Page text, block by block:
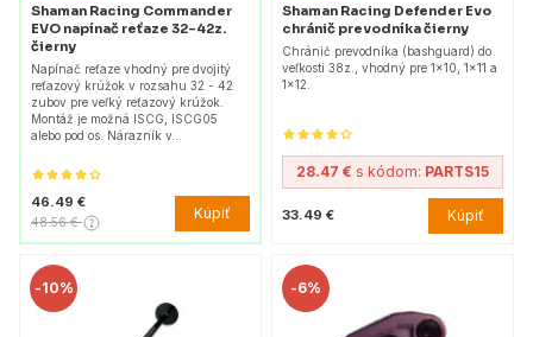
Shaman Racing Commander
EVO napínač reťaze 32-42z.
čierny
Napínač reťaze vhodný pre dvojitý
reťazový krúžok v rozsahu 32 - 42
zubov pre veľký reťazový krúžok.
Montáž je možná ISCG, ISCG05
alebo pod os. Nárazník v…
46.49 €
48.56 € Kúpiť
Shaman Racing Defender Evo
chránič prevodníka čierny
Chránič prevodníka (bashguard) do
veľkosti 38z., vhodný pre 1x10, 1x11 a
1x12.
28.47 € s kódom: PARTS15
33.49 € Kúpiť
-10% -6%